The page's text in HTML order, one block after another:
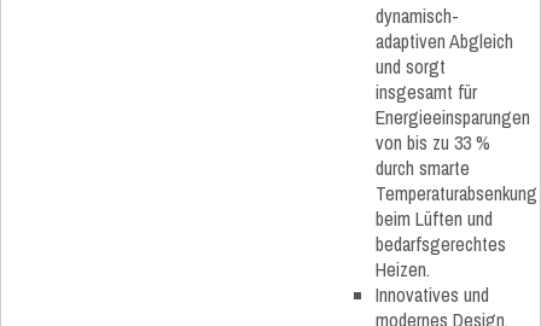
dynamisch-
adaptiven Abgleich
und sorgt
insgesamt für
Energieeinsparungen
von bis zu 33 %
durch smarte
Temperaturabsenkung
beim Lüften und
bedarfsgerechtes
Heizen.
Innovatives und
modernes Design,